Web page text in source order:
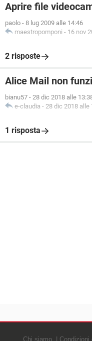
Aprire file
paolo - 8 lug 2009 alle 14:46
maestropomponi - 16 nov
2 risposte
Alice Mail non
bianu57 - 28 dic 2018 alle
e-claudia - 28 dic 2018 alle
1 risposta
Chi siamo